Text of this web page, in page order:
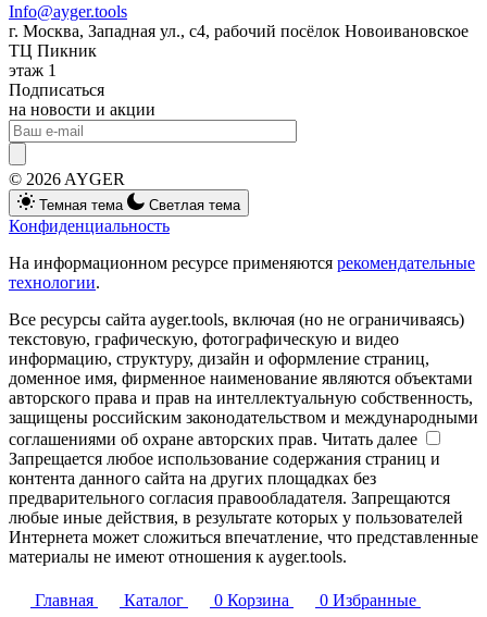
Info@ayger.tools
г. Москва, Западная ул., с4, рабочий посёлок Новоивановское
ТЦ Пикник
этаж 1
Подписаться
на новости и акции
© 2026 AYGER
Темная тема Светлая тема
Конфиденциальность
На информационном ресурсе применяются рекомендательные
технологии.
Все ресурсы сайта ayger.tools, включая (но не ограничиваясь)
текстовую, графическую, фотографическую и видео
информацию, структуру, дизайн и оформление страниц,
доменное имя, фирменное наименование являются объектами
авторского права и прав на интеллектуальную собственность,
защищены российским законодательством и международными
соглашениями об охране авторских прав. Читать далее
Запрещается любое использование содержания страниц и
контента данного сайта на других площадках без
предварительного согласия правообладателя. Запрещаются
любые иные действия, в результате которых у пользователей
Интернета может сложиться впечатление, что представленные
материалы не имеют отношения к ayger.tools.
Главная Каталог 0 Корзина 0 Избранные